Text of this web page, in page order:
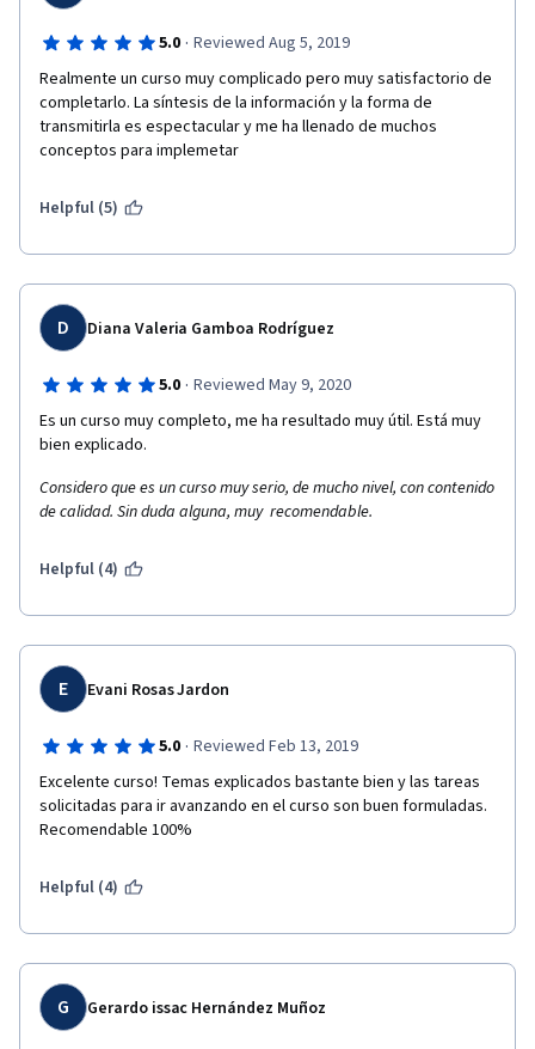
5.0 · Reviewed Aug 5, 2019
Realmente un curso muy complicado pero muy satisfactorio de
completarlo. La síntesis de la información y la forma de
transmitirla es espectacular y me ha llenado de muchos
conceptos para implemetar
Helpful (5)
D Diana Valeria Gamboa Rodríguez
5.0 · Reviewed May 9, 2020
Es un curso muy completo, me ha resultado muy útil. Está muy
bien explicado.
Considero que es un curso muy serio, de mucho nivel, con contenido
de calidad. Sin duda alguna, muy  recomendable.
Helpful (4)
E Evani Rosas Jardon
5.0 · Reviewed Feb 13, 2019
Excelente curso! Temas explicados bastante bien y las tareas
solicitadas para ir avanzando en el curso son buen formuladas.
Recomendable 100%
Helpful (4)
G Gerardo issac Hernández Muñoz